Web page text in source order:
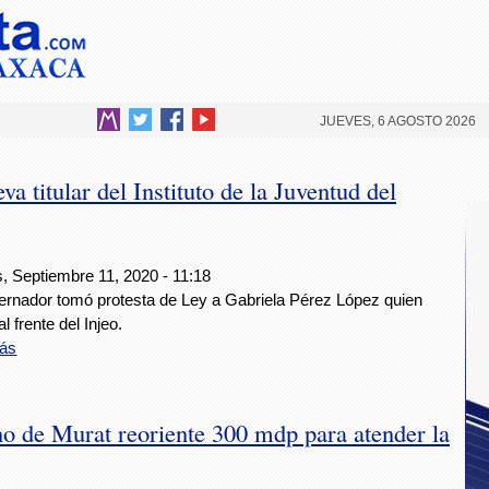
JUEVES, 6 AGOSTO 2026
titular del Instituto de la Juventud del
Septiembre 11, 2020 - 11:18
tomó protesta de Ley a Gabriela Pérez López quien
frente del Injeo.
de Murat reoriente 300 mdp para atender la